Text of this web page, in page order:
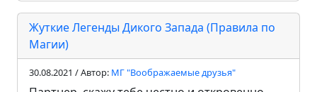
Жуткие Легенды Дикого Запада (Правила по
Магии)
30.08.2021 / Автор: МГ "Воображаемые друзья"